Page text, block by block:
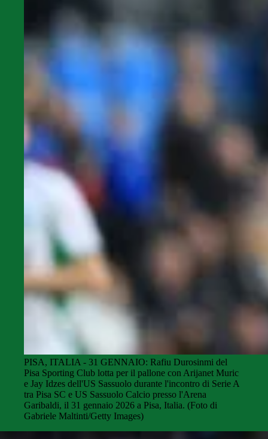
PISA, ITALIA - 31 GENNAIO: Rafiu Durosinmi del
Pisa Sporting Club lotta per il pallone con Arijanet Muric
e Jay Idzes dell'US Sassuolo durante l'incontro di Serie A
tra Pisa SC e US Sassuolo Calcio presso l'Arena
Garibaldi, il 31 gennaio 2026 a Pisa, Italia. (Foto di
Gabriele Maltinti/Getty Images)